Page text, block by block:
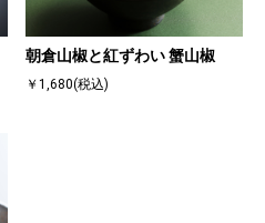
朝倉山椒と紅ずわい 蟹山椒
￥1,680(税込)